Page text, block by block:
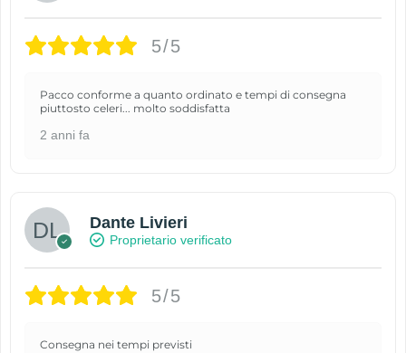
5/5
Pacco conforme a quanto ordinato e tempi di consegna
piuttosto celeri... molto soddisfatta
2 anni fa
Dante Livieri
Proprietario verificato
5/5
Consegna nei tempi previsti